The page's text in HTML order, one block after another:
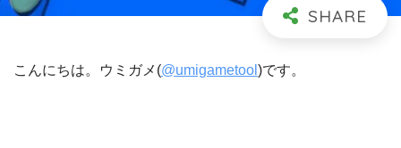
こんにちは。ウミガメ(@umigametool )です。